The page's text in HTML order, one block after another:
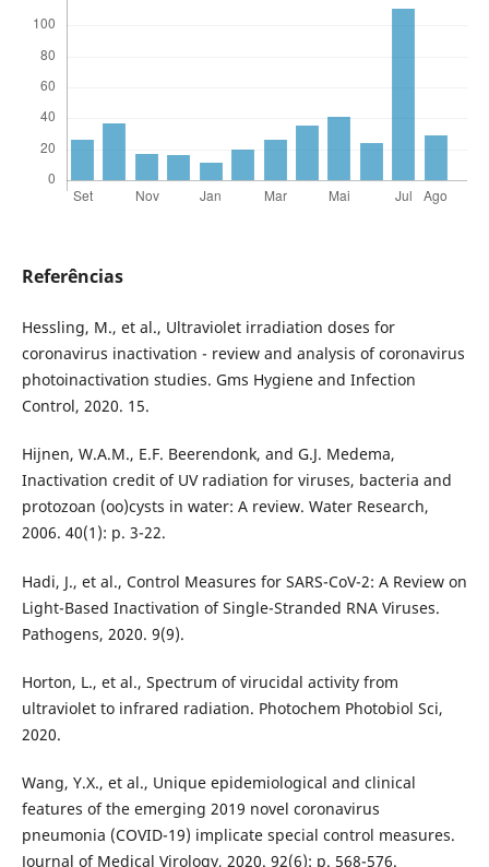
Referências
Hessling, M., et al., Ultraviolet irradiation doses for
coronavirus inactivation - review and analysis of coronavirus
photoinactivation studies. Gms Hygiene and Infection
Control, 2020. 15.
Hijnen, W.A.M., E.F. Beerendonk, and G.J. Medema,
Inactivation credit of UV radiation for viruses, bacteria and
protozoan (oo)cysts in water: A review. Water Research,
2006. 40(1): p. 3-22.
Hadi, J., et al., Control Measures for SARS-CoV-2: A Review on
Light-Based Inactivation of Single-Stranded RNA Viruses.
Pathogens, 2020. 9(9).
Horton, L., et al., Spectrum of virucidal activity from
ultraviolet to infrared radiation. Photochem Photobiol Sci,
2020.
Wang, Y.X., et al., Unique epidemiological and clinical
features of the emerging 2019 novel coronavirus
pneumonia (COVID-19) implicate special control measures.
Journal of Medical Virology, 2020. 92(6): p. 568-576.